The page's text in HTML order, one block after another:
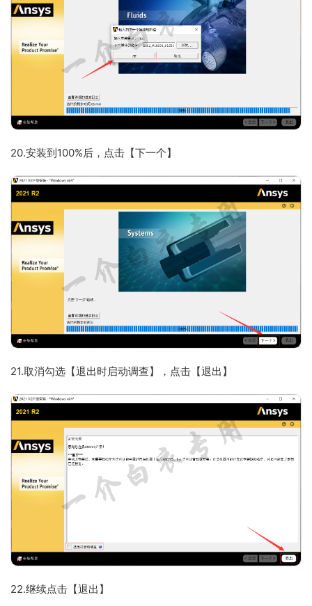
20.安装到100%后，点击【下一个】
21.取消勾选【退出时启动调查】，点击【退出】
22.继续点击【退出】